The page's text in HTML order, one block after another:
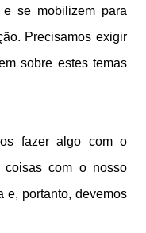
e se mobilizem para
Precisamos exigir
sobre estes temas
fazer algo com o
coisas com o nosso
e, portanto, devemos